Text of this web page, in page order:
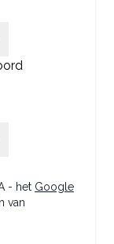
- het Google
van